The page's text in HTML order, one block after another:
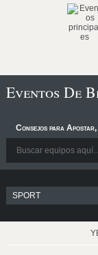
Eventos De
Consejos para